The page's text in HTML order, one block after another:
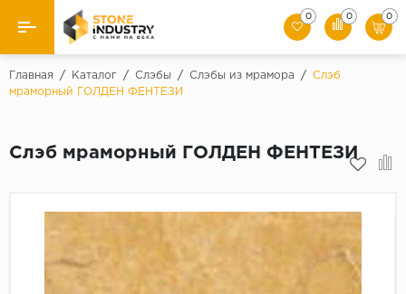
Назад
Плитка
Брусчатка
0 0 0
Главная / Каталог / Слэбы / Слэбы из мрамора /
Слэб
мраморный ГОЛДЕН ФЕНТЕЗИ
Слэб мраморный ГОЛДЕН ФЕНТЕЗИ